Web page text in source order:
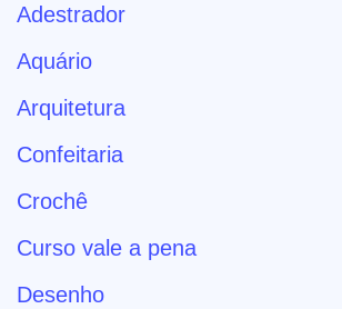
Adestrador
Aquário
Arquitetura
Confeitaria
Crochê
Curso vale a pena
Desenho